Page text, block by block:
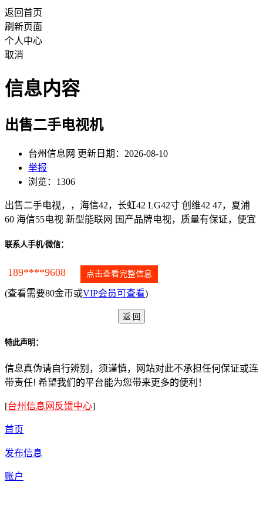
返回首页
刷新页面
个人中心
取消
信息内容
出售二手电视机
台州信息网 更新日期：2026-08-10
举报
浏览：1306
出售二手电视，，海信42，长虹42 LG42寸 创维42 47，夏浦
60 海信55电视 新型能联网 国产品牌电视，质量有保证，便宜
联系人手机/微信：
189****9608 点击查看完整信息
(查看需要80金币或VIP会员可查看)
特此声明：
信息真伪请自行辨别，须谨慎，网站对此不承担任何保证或连
带责任! 希望我们的平台能为您带来更多的便利！
[台州信息网反馈中心]
首页
发布信息
账户